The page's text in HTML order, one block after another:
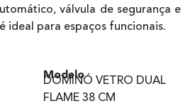
válvula de segurança e
ideal para espaços funcionais.
Modelo
DOMINÓ VETRO DUAL
FLAME 38 CM